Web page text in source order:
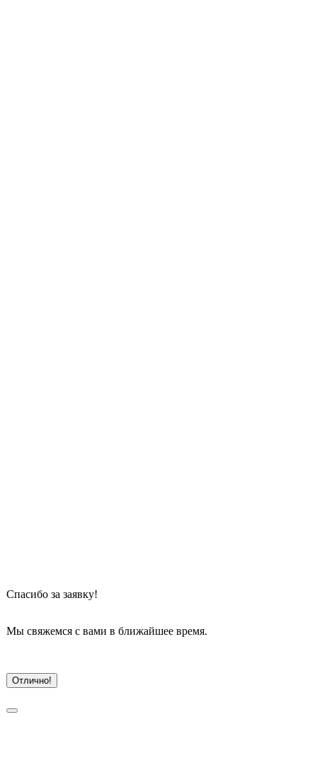
Спасибо за заявку!
Мы свяжемся с вами в ближайшее время.
Отлично!